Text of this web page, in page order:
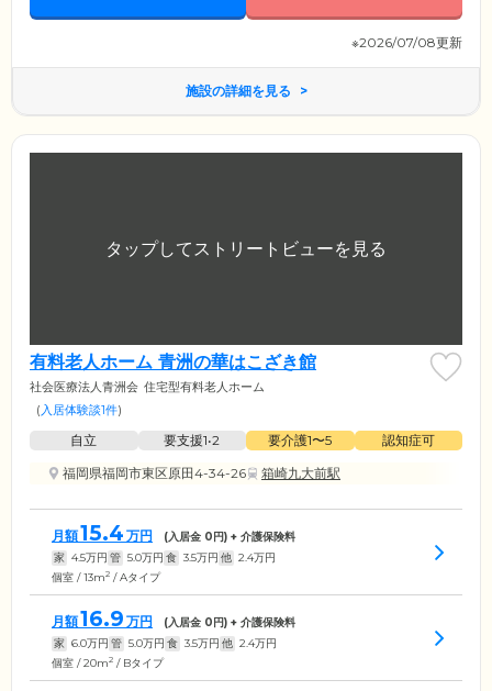
※2026/07/08更新
施設の詳細を見る
有料老人ホーム 青洲の華はこざき館
社会医療法人青洲会 住宅型有料老人ホーム
(入居体験談1件)
自立 要支援1•2 要介護1〜5
認知症可
福岡県福岡市東区原田4-34-26
箱崎九大前駅
月額15.4 万円 (入居金 0円) + 介護保険料
家 4.5万円 管 5.0万円 食 3.5万円 他 2.4万円
個室 / 13m2 / Aタイプ
月額16.9 万円 (入居金 0円) + 介護保険料
家 6.0万円 管 5.0万円 食 3.5万円 他 2.4万円
個室 / 20m2 / Bタイプ